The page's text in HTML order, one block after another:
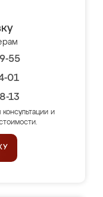
55
01
13
и